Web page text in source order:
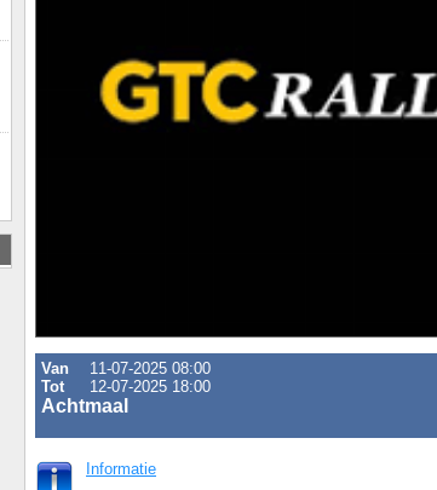
Van
11-07-2025 08:00
Tot
12-07-2025 18:00
Achtmaal
Informatie